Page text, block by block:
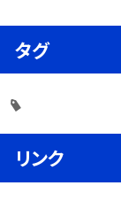
タグ
リンク